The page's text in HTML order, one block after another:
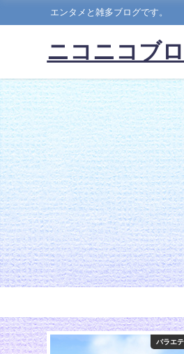
エンタメと雑多ブログです。
ニコニコブ
生の初耳学 バラエ